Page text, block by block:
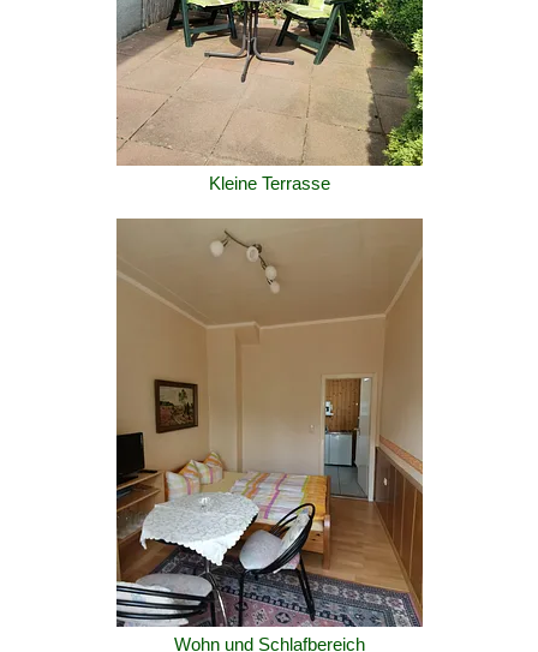
Kleine Terrasse
Wohn und Schlafbereich